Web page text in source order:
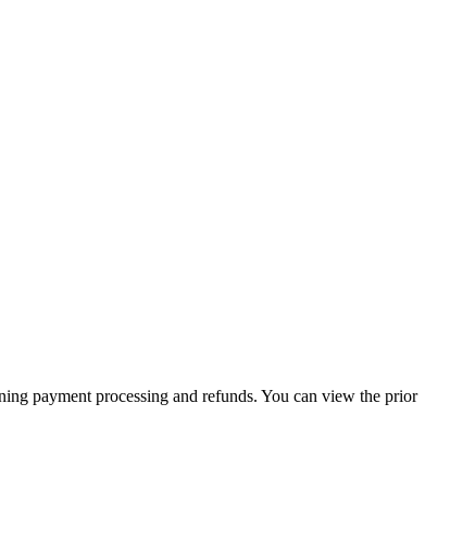
payment processing and refunds. You can view the prior